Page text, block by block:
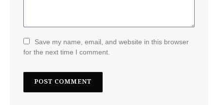
Save my name, email, and website in this browser
for the next time I comment.